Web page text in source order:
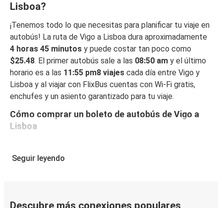
Lisboa?
¡Tenemos todo lo que necesitas para planificar tu viaje en
autobús! La ruta de Vigo a Lisboa dura aproximadamente
4 horas 45 minutos y puede costar tan poco como
$25.48. El primer autobús sale a las 08:50 am y el último
horario es a las 11:55 pm8 viajes cada día entre Vigo y
Lisboa y al viajar con FlixBus cuentas con Wi-Fi gratis,
enchufes y un asiento garantizado para tu viaje.
Cómo comprar un boleto de autobús de Vigo a
Lisboa
web o en la app gratuita de FlixBus, puedes completar tu
PayPal, Google y Apple Pay. También puedes pagar en
Seguir leyendo